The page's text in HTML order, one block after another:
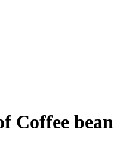
Coffee